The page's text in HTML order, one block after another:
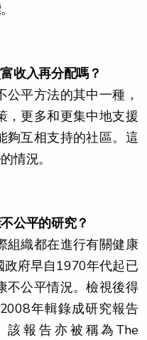
收入再分配嗎？
平方法的其中一種，
，更多和更集中地支援
夠互相支持的社區。這
情況。
公平的研究？
組織都在進行有關健康
府早自1970年代起已
不公平情況。檢視後得
年輯錄成研究報告
該報告亦被稱為The